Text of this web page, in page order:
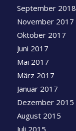
September 2018
November 2017
Oktober 2017
Juni 2017
Mai 2017
März 2017
Januar 2017
Dezember 2015
August 2015
Juli 2015